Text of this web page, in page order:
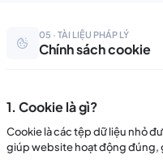
05 · TÀI LIỆU PHÁP LÝ
Chính sách cookie
1. Cookie là gì?
Cookie là các tệp dữ liệu nhỏ
giúp website hoạt động đúng,